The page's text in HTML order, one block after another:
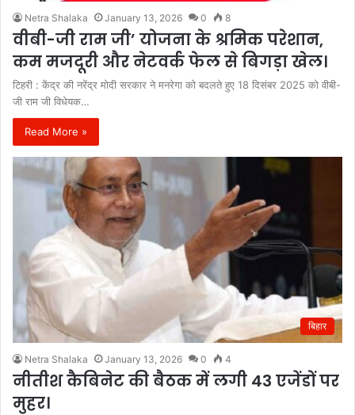
Netra Shalaka January 13, 2026 0 8
वीबी-जी राम जी’ योजना के श्रमिक परेशान,
कम मजदूरी और नेटवर्क फेल से बिगड़ा खेल।
टिहरी : केंद्र की नरेंद्र मोदी सरकार ने मनरेगा को बदलते हुए 18 दिसंबर 2025 को वीबी-
जी राम जी विधेयक…
Read More »
बिहार
Netra Shalaka January 13, 2026 0 4
नीतीश कैबिनेट की बैठक में लगी 43 एजेंडों पर
मुहर।